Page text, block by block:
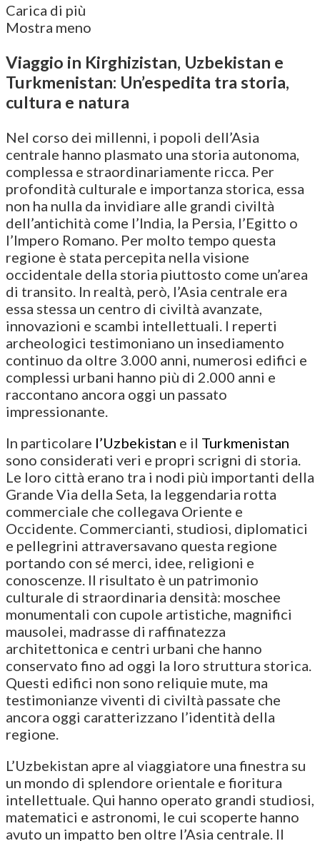
Carica di più
Mostra meno
Viaggio in Kirghizistan, Uzbekistan e
Turkmenistan: Un’espedita tra storia,
cultura e natura
Nel corso dei millenni, i popoli dell’Asia
centrale hanno plasmato una storia autonoma,
complessa e straordinariamente ricca. Per
profondità culturale e importanza storica, essa
non ha nulla da invidiare alle grandi civiltà
dell’antichità come l’India, la Persia, l’Egitto o
l’Impero Romano. Per molto tempo questa
regione è stata percepita nella visione
occidentale della storia piuttosto come un’area
di transito. In realtà, però, l’Asia centrale era
essa stessa un centro di civiltà avanzate,
innovazioni e scambi intellettuali. I reperti
archeologici testimoniano un insediamento
continuo da oltre 3.000 anni, numerosi edifici e
complessi urbani hanno più di 2.000 anni e
raccontano ancora oggi un passato
impressionante.
In particolare l’Uzbekistan e il Turkmenistan
sono considerati veri e propri scrigni di storia.
Le loro città erano tra i nodi più importanti della
Grande Via della Seta, la leggendaria rotta
commerciale che collegava Oriente e
Occidente. Commercianti, studiosi, diplomatici
e pellegrini attraversavano questa regione
portando con sé merci, idee, religioni e
conoscenze. Il risultato è un patrimonio
culturale di straordinaria densità: moschee
monumentali con cupole artistiche, magnifici
mausolei, madrasse di raffinatezza
architettonica e centri urbani che hanno
conservato fino ad oggi la loro struttura storica.
Questi edifici non sono reliquie mute, ma
testimonianze viventi di civiltà passate che
ancora oggi caratterizzano l’identità della
regione.
L’Uzbekistan apre al viaggiatore una finestra su
un mondo di splendore orientale e fioritura
intellettuale. Qui hanno operato grandi studiosi,
matematici e astronomi, le cui scoperte hanno
avuto un impatto ben oltre l’Asia centrale. Il